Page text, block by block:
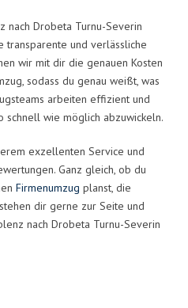
nach Drobeta Turnu-Severin
und verlässliche
wir mit dir die genauen Kosten
sodass du genau weißt, was
arbeiten effizient und
schnell wie möglich abzuwickeln.
exzellenten Service und
Ganz gleich, ob du
Firmenumzug planst, die
dir gerne zur Seite und
nach Drobeta Turnu-Severin